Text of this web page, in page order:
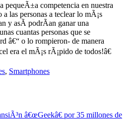
pequeÃ±a competencia en nuestra
las personas a teclear lo mÃ¡s
y asÃ­ podrÃ­an ganar una
cuantas personas que se
â€“ o lo rompieron- de manera
era el mÃ¡s rÃ¡pido de todos!â€
, Smartphones
â€œGeekâ€ por 35 millones de